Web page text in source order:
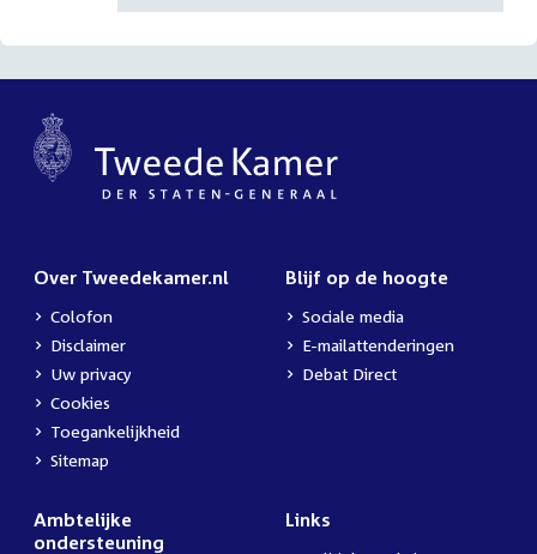
Over Tweedekamer.nl
Colofon
Disclaimer
Uw privacy
Cookies
Toegankelijkheid
Sitemap
Blijf op de hoogte
Sociale media
E-mailattenderingen
Debat Direct
Ambtelijke
ondersteuning
Links